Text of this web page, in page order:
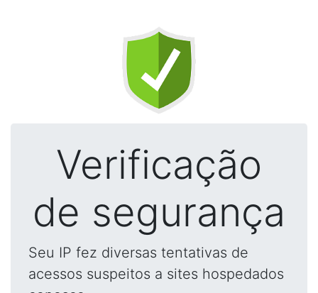
Verificação
de segurança
Seu IP fez diversas tentativas de
acessos suspeitos a sites hospedados